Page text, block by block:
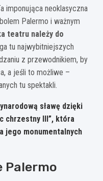
imponująca neoklasyczna
Palermo i ważnym
teatru należy do
tu najwybitniejszych
z przewodnikiem, by
a jeśli to możliwe –
tu spektakli.
sławę dzięki
chrzestny III”, która
jego monumentalnych
Palermo